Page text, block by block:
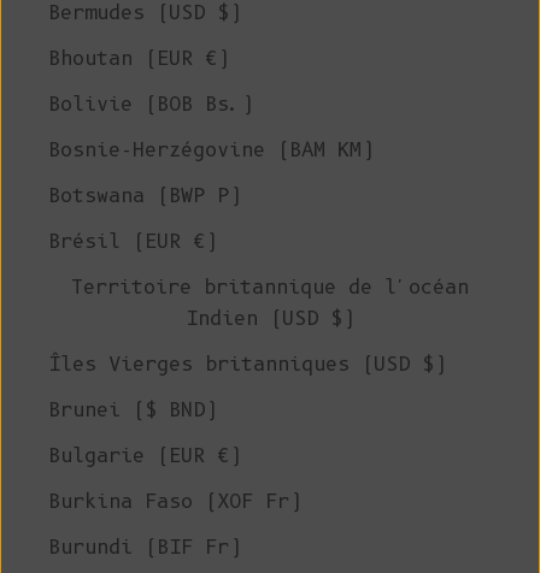
Bermudes (USD $)
Bhoutan (EUR €)
Bolivie (BOB Bs.)
Bosnie-Herzégovine (BAM КМ)
Botswana (BWP P)
Brésil (EUR €)
Territoire britannique de l'océan
Indien (USD $)
Îles Vierges britanniques (USD $)
Brunei ($ BND)
Bulgarie (EUR €)
Burkina Faso (XOF Fr)
Burundi (BIF Fr)